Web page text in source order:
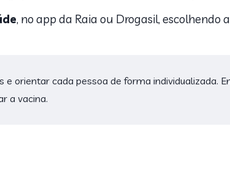
, no app da Raia ou Drogasil, escolhendo
orientar cada pessoa de forma individualizada.
a vacina.